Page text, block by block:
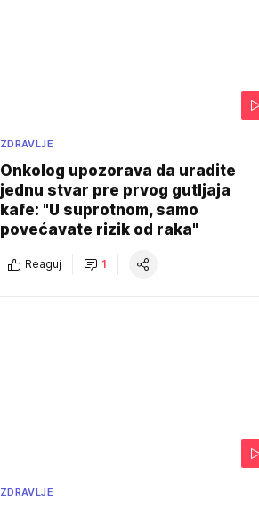
ZDRAVLJE
Onkolog upozorava da uradite
jednu stvar pre prvog gutljaja
kafe: "U suprotnom, samo
povećavate rizik od raka"
Reaguj 1
ZDRAVLJE